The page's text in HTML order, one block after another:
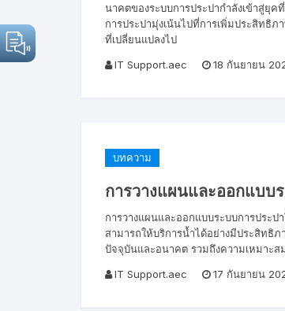
นาคตของระบบการประปากำลังเข้าสู่ยุ
การประปามุ่งเน้นไปที่การเพิ่มประสิทธิ
ที่เปลี่ยนแปลงไป
IT Support.aec
18 กันยายน
บทความ
การวางแผนและออกแบบ
การวางแผนและออกแบบระบบการประ
สามารถให้บริการน้ำได้อย่างมีประสิทธิ
ปัจจุบันและอนาคต รวมถึงความเหมาะส
IT Support.aec
17 กันยายน